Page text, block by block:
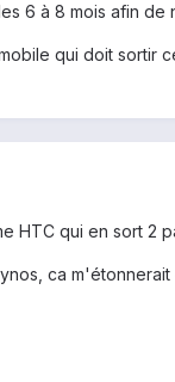
6 à 8 mois afin
qui doit sortir
HTC qui en sort 2
ca